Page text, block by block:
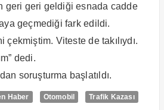
geri geri geldiği esnada cadde
geçmediği fark edildi.
çekmiştim. Viteste de takılıydı.
dedi.
soruşturma başlatıldı.
Haber Otomobil Trafik Kazası